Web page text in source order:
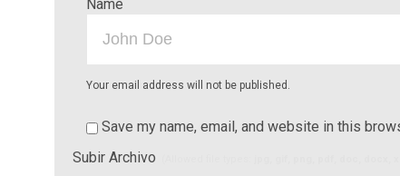
Name
Your email address will not be published.
Save my name, email, and website in this
Subir Archivo